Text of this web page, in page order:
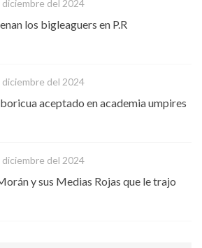
diciembre del 2024
los bigleaguers en P.R
diciembre del 2024
aceptado en academia umpires
diciembre del 2024
y sus Medias Rojas que le trajo